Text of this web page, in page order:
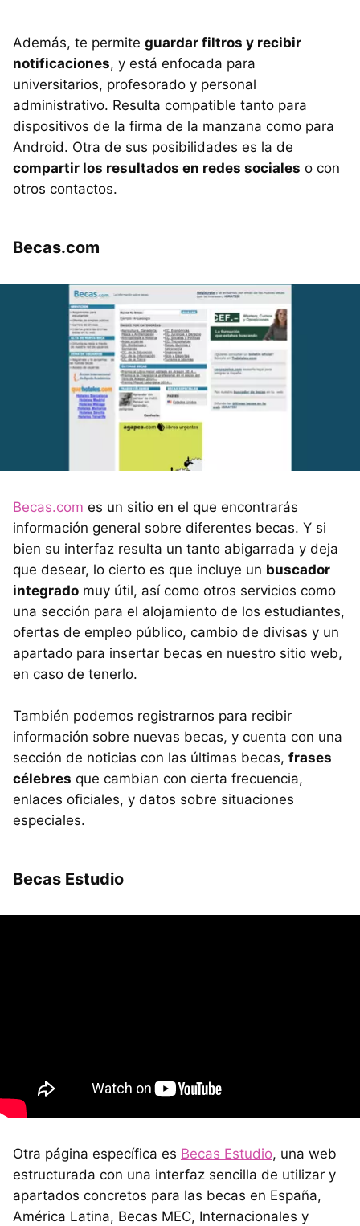
Además, te permite guardar filtros y recibir
notificaciones, y está enfocada para
universitarios, profesorado y personal
administrativo. Resulta compatible tanto para
dispositivos de la firma de la manzana como para
Android. Otra de sus posibilidades es la de
compartir los resultados en redes sociales o con
otros contactos.
Becas.com
Becas.com es un sitio en el que encontrarás
información general sobre diferentes becas. Y si
bien su interfaz resulta un tanto abigarrada y deja
que desear, lo cierto es que incluye un buscador
integrado muy útil, así como otros servicios como
una sección para el alojamiento de los estudiantes,
ofertas de empleo público, cambio de divisas y un
apartado para insertar becas en nuestro sitio web,
en caso de tenerlo.
También podemos registrarnos para recibir
información sobre nuevas becas, y cuenta con una
sección de noticias con las últimas becas, frases
célebres que cambian con cierta frecuencia,
enlaces oficiales, y datos sobre situaciones
especiales.
Becas Estudio
Otra página específica es Becas Estudio, una web
estructurada con una interfaz sencilla de utilizar y
apartados concretos para las becas en España,
América Latina, Becas MEC, Internacionales y